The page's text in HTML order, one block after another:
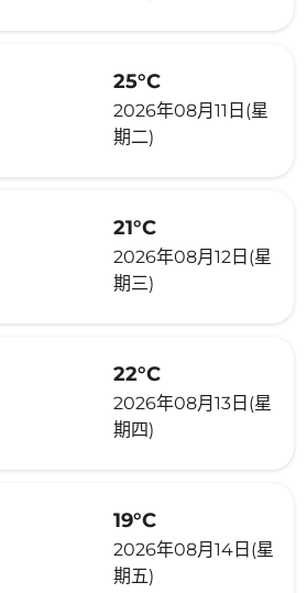
25°C
2026年08月11日(星
期二)
21°C
2026年08月12日(星
期三)
22°C
2026年08月13日(星
期四)
19°C
2026年08月14日(星
期五)